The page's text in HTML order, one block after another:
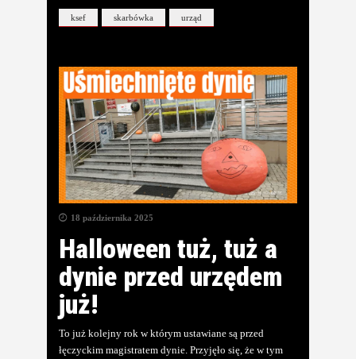
ksef skarbówka urząd
18 października 2025
Halloween tuż, tuż a
dynie przed urzędem
już!
To już kolejny rok w którym ustawiane są przed
łęczyckim magistratem dynie. Przyjęło się, że w tym